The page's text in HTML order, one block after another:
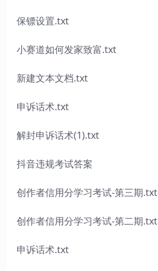
保镖设置.txt
小赛道如何发家致富.txt
新建文本文档.txt
申诉话术.txt
解封申诉话术(1).txt
抖音违规考试答案
创作者信用分学习考试-第三期.txt
创作者信用分学习考试-第二期.txt
申诉话术.txt